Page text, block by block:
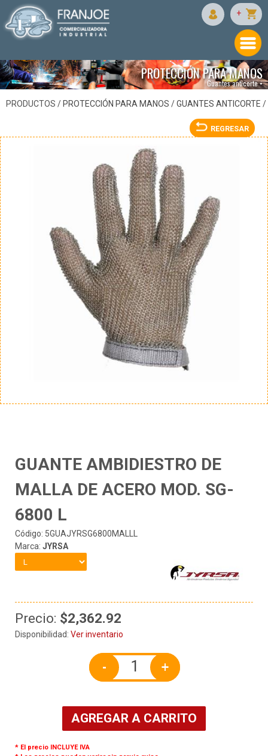
+
PROTECCIÓN PARA MANOS
Guantes anticorte •
PRODUCTOS / PROTECCIÓN PARA MANOS /GUANTES ANTICORTE /
REGRESAR
GUANTE AMBIDIESTRO DE
MALLA DE ACERO MOD. SG-
6800 L
Código: 5GUAJYRSG6800MALLL
Marca: JYRSA
Precio: $2,362.92
Disponibilidad: Ver inventario
- +
AGREGAR A CARRITO
* El precio INCLUYE IVA